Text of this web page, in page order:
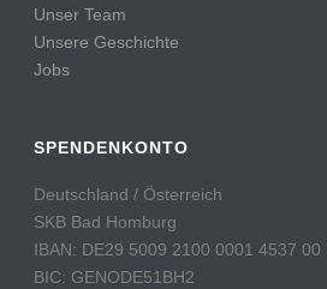
Unser Team
Unsere Geschichte
Jobs
SPENDENKONTO
Deutschland / Österreich
SKB Bad Homburg
IBAN: DE29 5009 2100 0001 4537 00
BIC: GENODE51BH2